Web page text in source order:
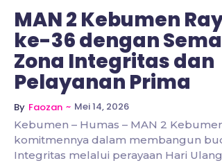
MAN 2 Kebumen
ke-36 dengan
Zona Integritas dan
Pelayanan Prima
By Faozan ~ Mei 14, 2026
Kebumen – Humas – MAN 2
komitmennya dalam membangun
Integritas melalui perayaan Hari